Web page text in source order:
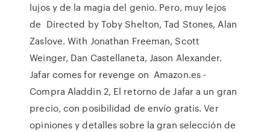
lujos y de la magia del genio. Pero, muy lejos
de Directed by Toby Shelton, Tad Stones, Alan
Zaslove. With Jonathan Freeman, Scott
Weinger, Dan Castellaneta, Jason Alexander.
Jafar comes for revenge on Amazon.es -
Compra Aladdin 2, El retorno de Jafar a un gran
precio, con posibilidad de envío gratis. Ver
opiniones y detalles sobre la gran selección de